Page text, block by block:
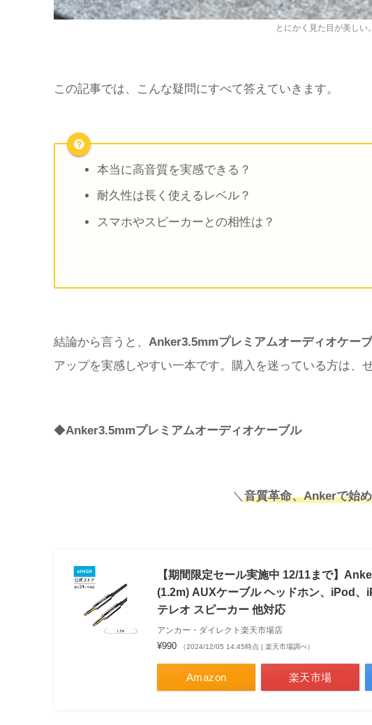
とにかく見た目が美しい。
この記事では、こんな疑問にすべて答えていきます。
本当に高音質を実感できる？
耐久性は長く使えるレベル？
スマホやスピーカーとの相性は？
結論から言うと、 Anker3.5mmプレミアムオーディオケー
アップを実感しやすい一本です。購入を迷っている方は、
◆Anker3.5mmプレミアムオーディオケーブル
＼ 音質革命、Ankerで始
【期間限定セール実施中 12/11まで】
(1.2m) AUXケーブル ヘッドホン、iPod
テレオ スピーカー 他対応
アンカー・ダイレクト楽天市場店
¥990 （2024/12/05 14:45時点 | 楽天市場調べ）
Amazon 楽天市場